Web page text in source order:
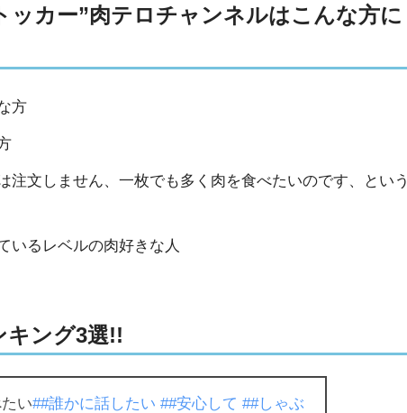
カー”肉テロチャンネルはこんな方に
方
注文しません、一枚でも多く肉を食べたいのです、という
いるレベルの肉好きな人
キング3選!!
い##誰かに話したい ##安心して ##しゃぶ